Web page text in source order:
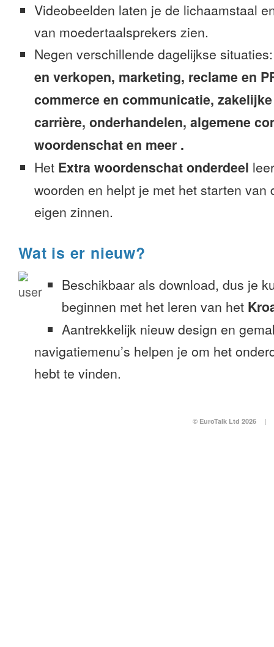
Videobeelden laten je de lichaamstaal
van moedertaalsprekers zien.
Negen verschillende dagelijkse
en verkopen, marketing, reclame en
commerce en communicatie,
carrière, onderhandelen, algemene
woordenschat en meer .
Het Extra woordenschat onderdeel
woorden en helpt je met het starten van
eigen zinnen.
Wat is er nieuw?
Beschikbaar als download, dus je
beginnen met het leren van het
Aantrekkelijk nieuw design en
navigatiemenu’s helpen je om het
hebt te vinden.
© EuroTalk Ltd 2026 |